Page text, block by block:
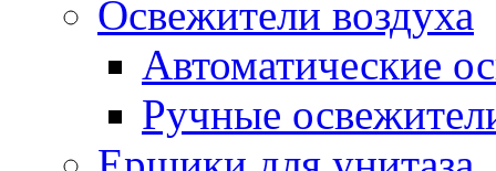
Освежители воздуха
Автоматические
Ручные